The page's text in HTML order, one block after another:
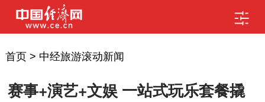
首页> 中经旅游滚动新闻
赛事+演艺+文娱 一站式玩乐套餐撬